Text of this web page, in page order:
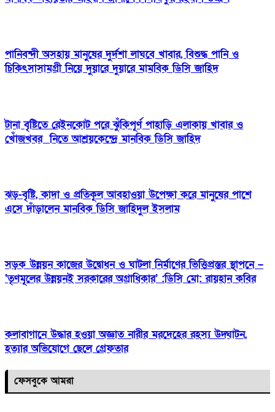
পানিবন্দী অসহায় মানুষের দুর্দশা লাঘবে খাবার, বিশুদ্ধ পানি ও
চিকিৎসাসামগ্রী নিয়ে দুয়ারে দুয়ারে মামবিক ডিসি জাহিদ
টানা বৃষ্টিতে রেইনকোট পরে ঝুঁকিপূর্ণ পাহাড়ি এলাকায় খাবার ও
খোঁজখবর নিতে আশ্রয়কেন্দ্রে মানবিক ডিসি জাহিদ
ঝড়-বৃষ্টি, কাদা ও প্রতিকূল আবহাওয়া উপেক্ষা করে মানুষের পাশে
এসে দাঁড়ালেন মানবিক ডিসি জাহিদুল ইসলাম
সড়ক উন্নয়ন কাজের উদ্বোধন ও ঘাটলা নির্মাণের ভিত্তিপ্রস্তর স্থাপনে –
‘তৃণমূলের উন্নয়নই সরকারের অগ্রাধিকার’ :ডিসি মো: রায়হান কবির
কলাবাগানে উদ্ধার হওয়া অজ্ঞাত নারীর মরদেহের রহস্য উদ্ঘাটন,
হত্যার অভিযোগে ছেলে গ্রেফতার
ফেসবুকে আমরা